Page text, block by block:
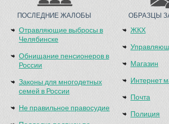
ПОСЛЕДНИЕ ЖАЛОБЫ
Отравляющие выбросы в
Челябинске
Обнищание пенсионеров в
России
Законы для многодетных
семей в России
Не правильное правосудие
ОБРАЗЦЫ
ЖКХ
Магазин
Интернет
Почта
Полиция